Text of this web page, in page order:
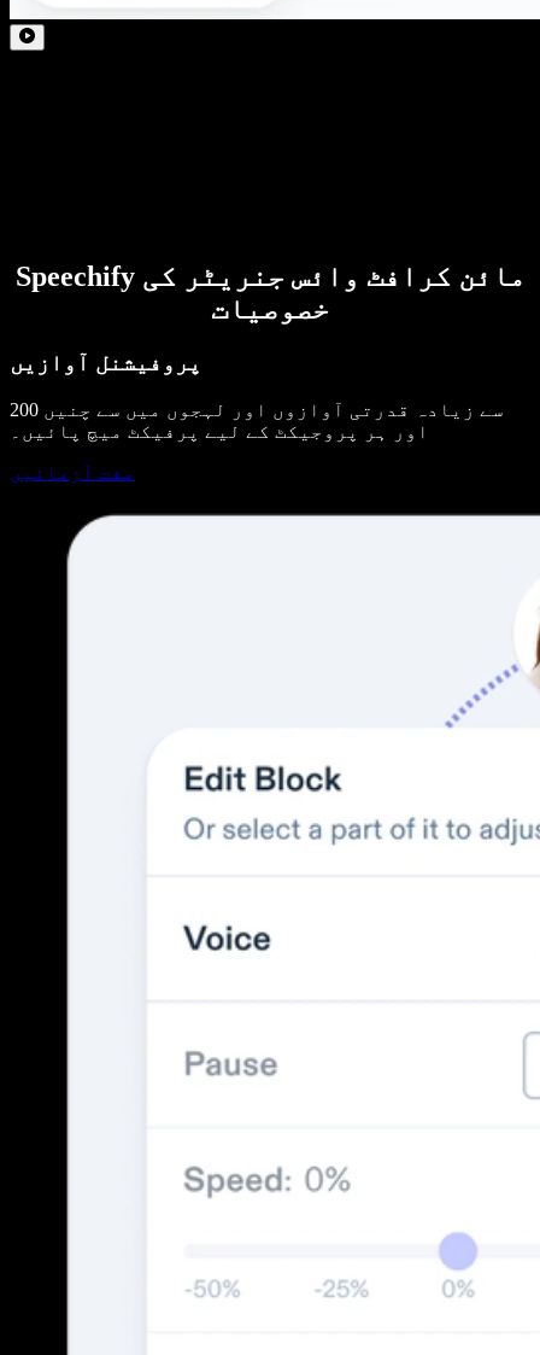
Speechify مائن کرافٹ وائس جنریٹر کی
خصوصیات
پروفیشنل آوازیں
200 سے زیادہ قدرتی آوازوں اور لہجوں میں سے چنیں
اور ہر پروجیکٹ کے لیے پرفیکٹ میچ پائیں۔
مفت آزمائیں